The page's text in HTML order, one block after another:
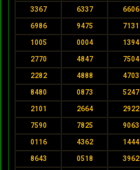
3367 6337 6606
6986 9475 7131
1005 0004 1394
2770 4847 7504
2282 4888 4703
8480 0873 5247
2101 2664 2922
7590 7825 9063
0116 4362 1444
8643 0518 3962